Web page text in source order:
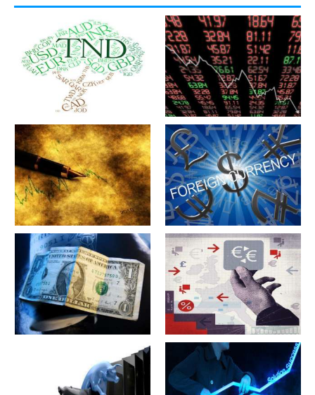
军工股[中简科技](300777)的公
司详细资料
军工股[上海瀚讯](300762)的公
司详细资料
军工股[昊华科技](600378)的公
司详细资料
江苏省[广大特材](688186)的公
司详细资料
军工股[隆盛科技](300680)的公
军工股[钢研高纳](300034)的公
司详细资料